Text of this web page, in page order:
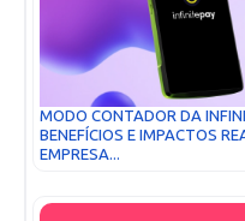
MODO CONTADOR DA
BENEFÍCIOS E IMPACTOS
EMPRESA...